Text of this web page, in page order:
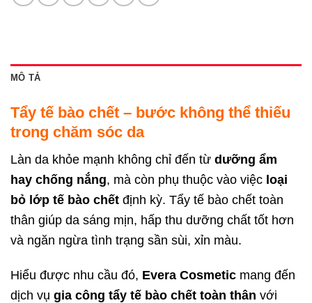
MÔ TẢ
Tẩy tế bào chết – bước không thể thiếu
trong chăm sóc da
Làn da khỏe mạnh không chỉ đến từ dưỡng ẩm
hay chống nắng, mà còn phụ thuộc vào việc loại
bỏ lớp tế bào chết định kỳ. Tẩy tế bào chết toàn
thân giúp da sáng mịn, hấp thu dưỡng chất tốt hơn
và ngăn ngừa tình trạng sần sùi, xỉn màu.
Hiểu được nhu cầu đó, Evera Cosmetic mang đến
dịch vụ gia công tẩy tế bào chết toàn thân với